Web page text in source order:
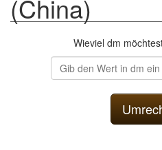
(China)
Wieviel dm